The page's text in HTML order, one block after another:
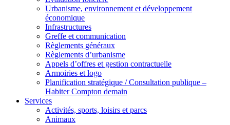
Urbanisme, environnement et développement
économique
Infrastructures
Greffe et communication
Règlements généraux
Règlements d’urbanisme
Appels d’offres et gestion contractuelle
Armoiries et logo
Planification stratégique / Consultation publique –
Habiter Compton demain
Services
Activités, sports, loisirs et parcs
Animaux